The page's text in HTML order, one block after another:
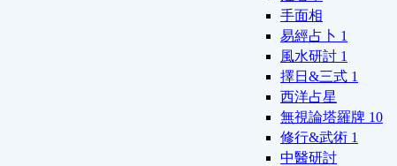
手面相
易經占卜 1
風水研討 1
擇日&三式 1
西洋占星
無視論塔羅牌 10
修行&武術 1
中醫研討